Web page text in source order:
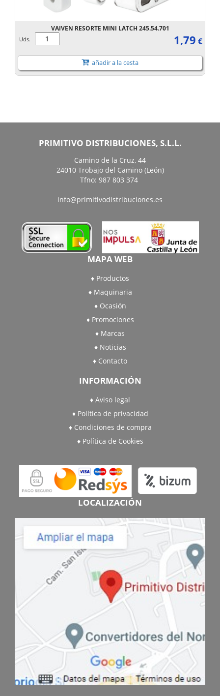
VAIVEN RESORTE MINI LATCH 245.54.701
Uds. 1,79 €
añadir a la cesta
PRIMITIVO DISTRIBUCIONES, S.L.L.
Camino de la Cruz, 44
24010 Trobajo del Camino (León)
Tfno: 987 803 374
info@primitivodistribuciones.es
MAPA WEB
Productos
Maquinaria
Ocasión
Promociones
Marcas
Noticias
Contacto
INFORMACIÓN
Aviso legal
Política de privacidad
Condiciones de compra
Política de Cookies
LOCALIZACIÓN